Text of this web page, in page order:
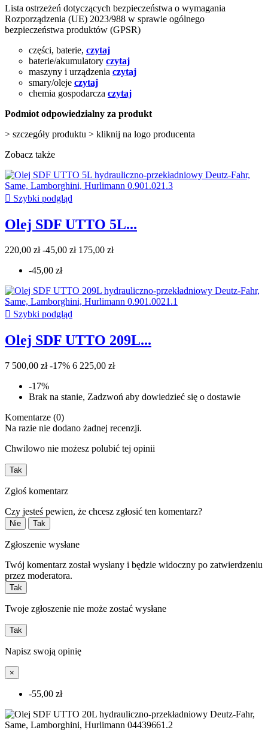
Lista ostrzeżeń dotyczących bezpieczeństwa o wymagania
Rozporządzenia (UE) 2023/988 w sprawie ogólnego
bezpieczeństwa produktów (GPSR)
części, baterie, czytaj
baterie/akumulatory czytaj
maszyny i urządzenia czytaj
smary/oleje czytaj
chemia gospodarcza czytaj
Podmiot odpowiedzialny za produkt
> szczegóły produktu > kliknij na logo producenta
Zobacz także
 Szybki podgląd
Olej SDF UTTO 5L...
220,00 zł -45,00 zł 175,00 zł
-45,00 zł
 Szybki podgląd
Olej SDF UTTO 209L...
7 500,00 zł -17% 6 225,00 zł
-17%
Brak na stanie, Zadzwoń aby dowiedzieć się o dostawie
Komentarze (0)
Na razie nie dodano żadnej recenzji.
Chwilowo nie możesz polubić tej opinii
Tak
Zgłoś komentarz
Czy jesteś pewien, że chcesz zgłosić ten komentarz?
Nie Tak
Zgłoszenie wysłane
Twój komentarz został wysłany i będzie widoczny po zatwierdzeniu
przez moderatora.
Tak
Twoje zgłoszenie nie może zostać wysłane
Tak
Napisz swoją opinię
×
-55,00 zł